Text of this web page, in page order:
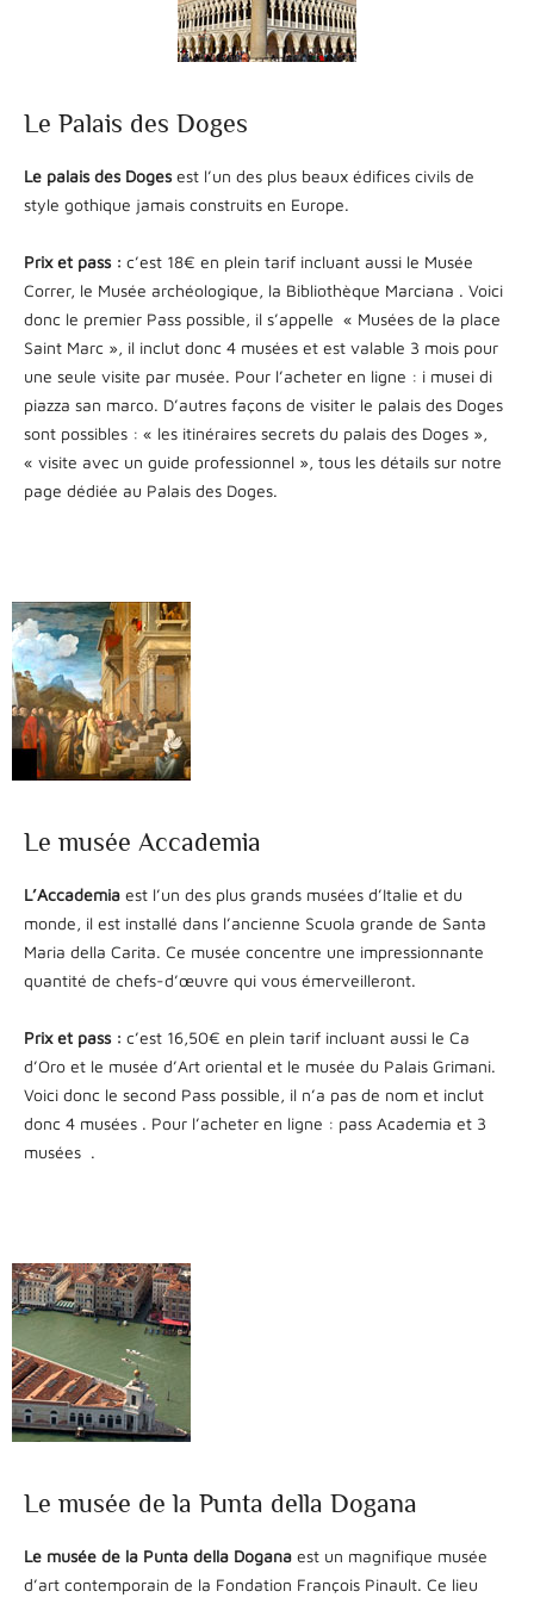
Le Palais des Doges
Le palais des Doges est l’un des plus beaux édifices civils de
style gothique jamais construits en Europe.
Prix et pass : c’est 18€ en plein tarif incluant aussi le Musée
Correr, le Musée archéologique, la Bibliothèque Marciana . Voici
donc le premier Pass possible, il s’appelle « Musées de la place
Saint Marc », il inclut donc 4 musées et est valable 3 mois pour
une seule visite par musée. Pour l’acheter en ligne : i musei di
piazza san marco. D’autres façons de visiter le palais des Doges
sont possibles : « les itinéraires secrets du palais des Doges »,
« visite avec un guide professionnel », tous les détails sur notre
page dédiée au Palais des Doges.
Le musée Accademia
L’Accademia est l’un des plus grands musées d’Italie et du
monde, il est installé dans l’ancienne Scuola grande de Santa
Maria della Carita. Ce musée concentre une impressionnante
quantité de chefs-d’œuvre qui vous émerveilleront.
Prix et pass : c’est 16,50€ en plein tarif incluant aussi le Ca
d’Oro et le musée d’Art oriental et le musée du Palais Grimani.
Voici donc le second Pass possible, il n’a pas de nom et inclut
donc 4 musées . Pour l’acheter en ligne : pass Academia et 3
musées .
Le musée de la Punta della Dogana
Le musée de la Punta della Dogana est un magnifique musée
d’art contemporain de la Fondation François Pinault. Ce lieu